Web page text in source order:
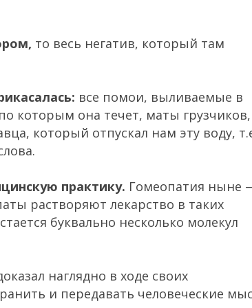
то весь негатив, который там
все помои, выливаемые в
которым она течет, маты грузчиков,
который отпускал нам эту воду,
практику. Гомеопатия ныне
растворяют лекарство в таких
буквально несколько молекул
наглядно в ходе своих
и передавать человеческие